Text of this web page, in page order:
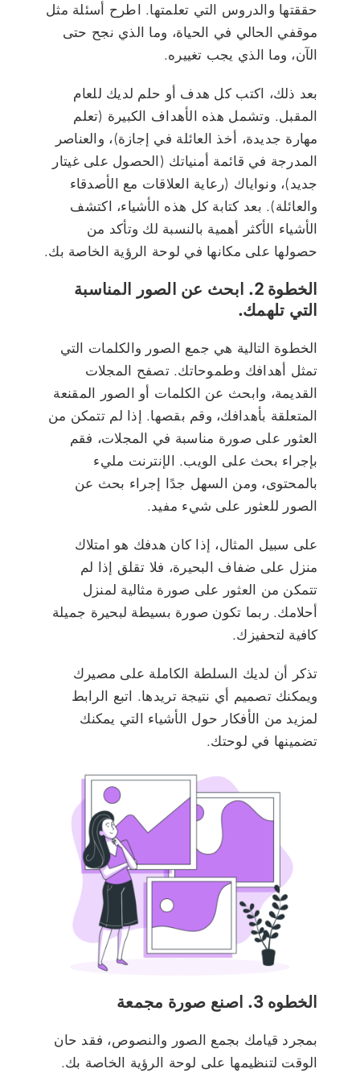
حققتها والدروس التي تعلمتها. اطرح أسئلة مثل
موقفي الحالي في الحياة، وما الذي نجح حتى
الآن، وما الذي يجب تغييره.
بعد ذلك، اكتب كل هدف أو حلم لديك للعام
المقبل. وتشمل هذه الأهداف الكبيرة (تعلم
مهارة جديدة، أخذ العائلة في إجازة)، والعناصر
المدرجة في قائمة أمنياتك (الحصول على غيتار
جديد)، ونواياك (رعاية العلاقات مع الأصدقاء
والعائلة). بعد كتابة كل هذه الأشياء، اكتشف
الأشياء الأكثر أهمية بالنسبة لك وتأكد من
حصولها على مكانها في لوحة الرؤية الخاصة بك.
الخطوة 2. ابحث عن الصور المناسبة
التي تلهمك.
الخطوة التالية هي جمع الصور والكلمات التي
تمثل أهدافك وطموحاتك. تصفح المجلات
القديمة، وابحث عن الكلمات أو الصور المقنعة
المتعلقة بأهدافك، وقم بقصها. إذا لم تتمكن من
العثور على صورة مناسبة في المجلات، فقم
بإجراء بحث على الويب. الإنترنت مليء
بالمحتوى، ومن السهل جدًا إجراء بحث عن
الصور للعثور على شيء مفيد.
على سبيل المثال، إذا كان هدفك هو امتلاك
منزل على ضفاف البحيرة، فلا تقلق إذا لم
تتمكن من العثور على صورة مثالية لمنزل
أحلامك. ربما تكون صورة بسيطة لبحيرة جميلة
كافية لتحفيزك.
تذكر أن لديك السلطة الكاملة على مصيرك
ويمكنك تصميم أي نتيجة تريدها. اتبع الرابط
لمزيد من الأفكار حول الأشياء التي يمكنك
تضمينها في لوحتك.
الخطوه 3. اصنع صورة مجمعة
بمجرد قيامك بجمع الصور والنصوص، فقد حان
الوقت لتنظيمها على لوحة الرؤية الخاصة بك.